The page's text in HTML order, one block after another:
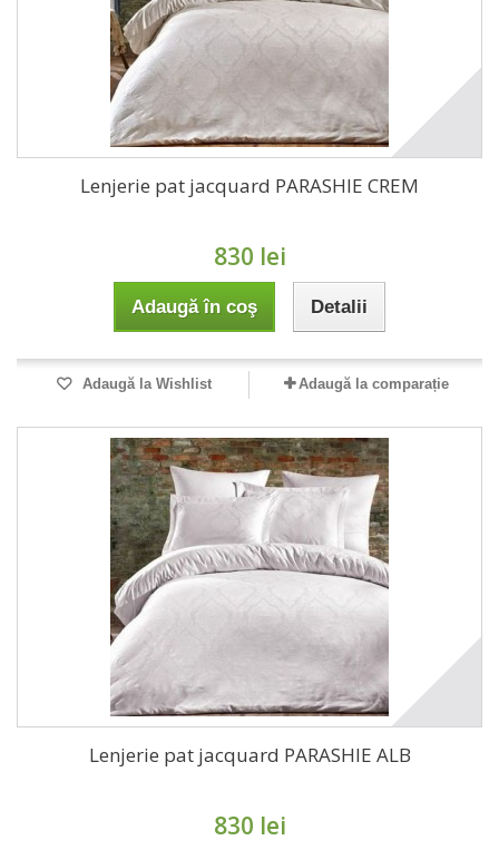
Lenjerie pat jacquard PARASHIE CREM
830 lei
Adaugă în coş Detalii
Adaugă la Wishlist Adaugă la comparație
Lenjerie pat jacquard PARASHIE ALB
830 lei